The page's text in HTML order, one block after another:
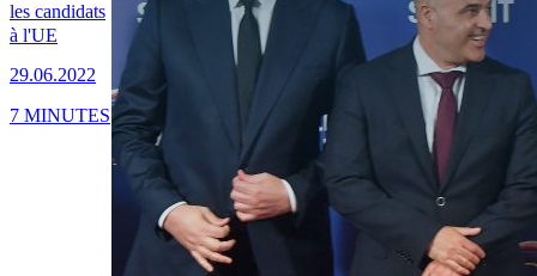
les candidats
à l'UE
29.06.2022
7 MINUTES